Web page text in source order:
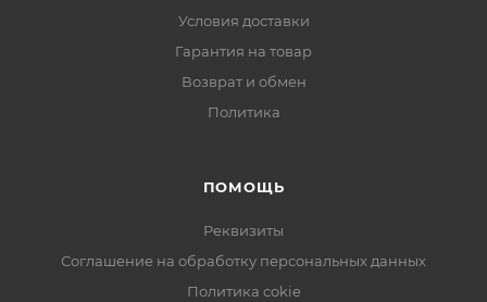
Условия доставки
Гарантия на товар
Возврат и обмен
Политика
ПОМОЩЬ
Реквизиты
Соглашение на обработку персональных данных
Политика cokie